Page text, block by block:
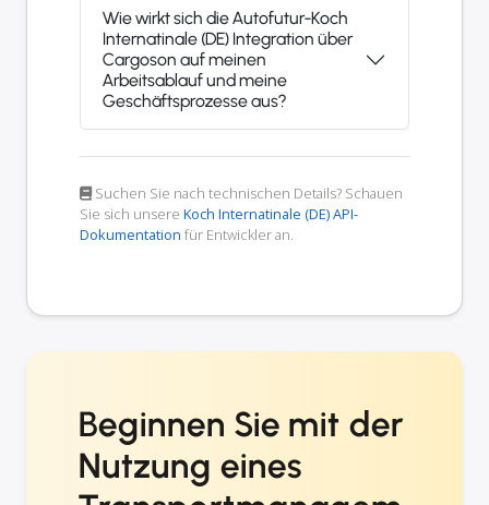
Wie wirkt sich die Autofutur-Koch
Internatinale (DE) Integration über
Cargoson auf meinen
Arbeitsablauf und meine
Geschäftsprozesse aus?
Suchen Sie nach technischen Details? Schauen
Sie sich unsere Koch Internatinale (DE) API-
Dokumentation für Entwickler an.
Beginnen Sie mit der
Nutzung eines